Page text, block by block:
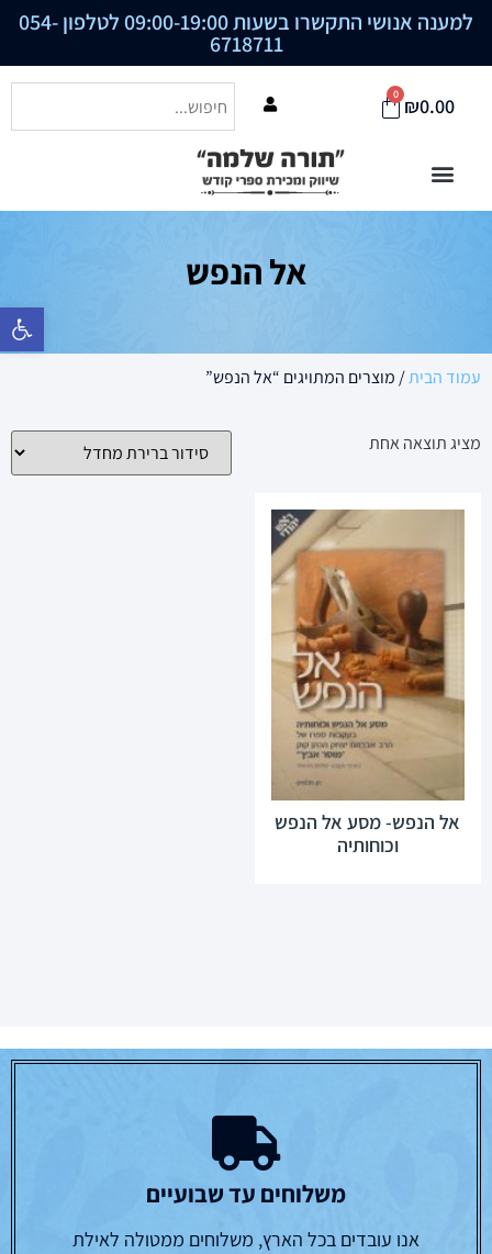
פתח סרגל
למענה אנושי התקשרו בשעות 09:00-19:00 לטלפון 054-
6718711
₪0.00
0
אל הנפש
עמוד הבית/ מוצרים המתויגים “אל הנפש”
מציג תוצאה אחת
אל הנפש- מסע אל הנפש
וכוחותיה
משלוחים עד שבועיים
אנו עובדים בכל הארץ, משלוחים ממטולה לאילת